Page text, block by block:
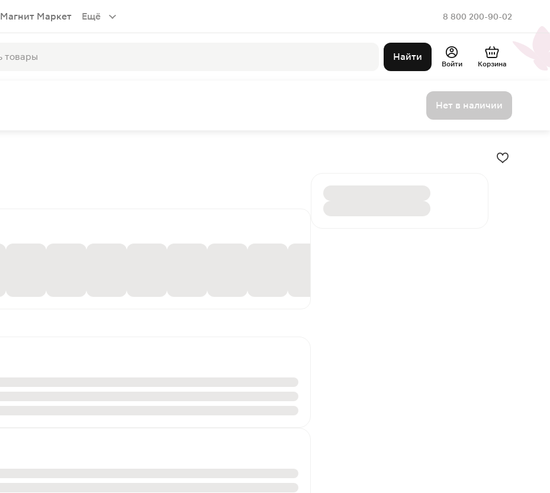
Магнит Маркет Ещё 8 800 200-90-02
Найти
Войти Корзина
Нет в наличии